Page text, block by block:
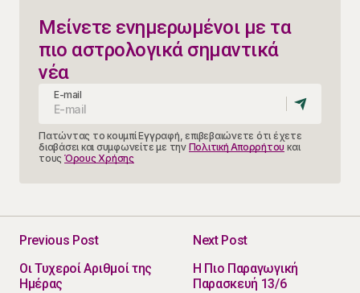
Μείνετε ενημερωμένοι με τα
πιο αστρολογικά σημαντικά
νέα
E-mail
Πατώντας το κουμπί Εγγραφή, επιβεβαιώνετε ότι έχετε
διαβάσει και συμφωνείτε με την Πολιτική Απορρήτου και
τους Όρους Χρήσης
Previous Post
Οι Τυχεροί Αριθμοί της
Ημέρας
Next Post
Η Πιο Παραγωγική
Παρασκευή 13/6